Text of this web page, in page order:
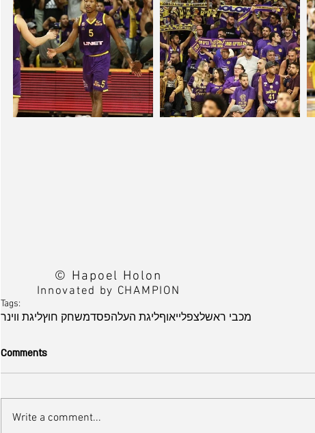
Tags:
ליגת ווינרמשחק חוץהפסדליגת העלפלייאוףמכבי ראשלצ
Comments
Write a comment...
© Hapoel Holon
Innovated by CHAMPION